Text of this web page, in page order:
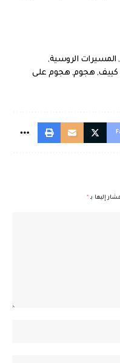
, المسيرات الروسية,
كييف, هجوم, هجوم على
إليها بـ *